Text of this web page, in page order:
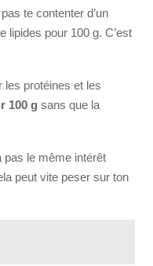
te contenter d’un
lipides pour 100 g. C’est
les protéines et les
100 g sans que la
pas le même intérêt
peut vite peser sur ton